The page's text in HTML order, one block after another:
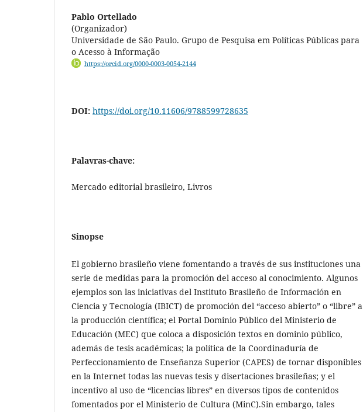
Pablo Ortellado
(Organizador)
Universidade de São Paulo. Grupo de Pesquisa em Políticas Públicas para
o Acesso à Informação
https://orcid.org/0000-0003-0054-2144
DOI: https://doi.org/10.11606/9788599728635
Palavras-chave:
Mercado editorial brasileiro, Livros
Sinopse
El gobierno brasileño viene fomentando a través de sus instituciones una
serie de medidas para la promoción del acceso al conocimiento. Algunos
ejemplos son las iniciativas del Instituto Brasileño de Información en
Ciencia y Tecnología (IBICT) de promoción del “acceso abierto” o “libre” a
la producción científica; el Portal Dominio Público del Ministerio de
Educación (MEC) que coloca a disposición textos en dominio público,
además de tesis académicas; la política de la Coordinaduría de
Perfeccionamiento de Enseñanza Superior (CAPES) de tornar disponibles
en la Internet todas las nuevas tesis y disertaciones brasileñas; y el
incentivo al uso de “licencias libres” en diversos tipos de contenidos
fomentados por el Ministerio de Cultura (MinC).Sin embargo, tales